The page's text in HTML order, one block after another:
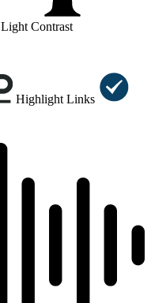
Light Contrast
Highlight Links